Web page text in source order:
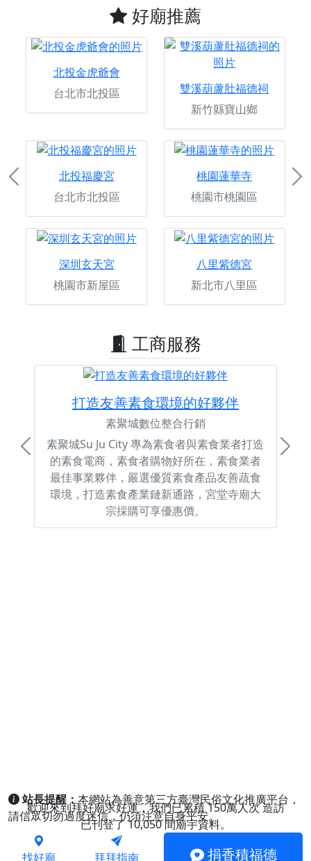
好廟推薦
北投金虎爺會
台北市北投區
雙溪葫蘆肚福德祠
新竹縣寶山鄉
北投福慶宮
台北市北投區
桃園蓮華寺
桃園市桃園區
深圳玄天宮
桃園市新屋區
八里紫德宮
新北市八里區
Previous
工商服務
打造友善素食環境的好夥伴
素聚城數位整合行銷
素聚城Su Ju City 專為素食者與素食業者打造
的素食電商，素食者購物好所在，素食業者
最佳事業夥伴，嚴選優質素食產品友善蔬食
環境，打造素食產業鏈新通路，宮堂寺廟大
宗採購可享優惠價。
Previous Next
站長提醒：本網站為善意第三方臺灣民俗文化推廣平台，
請信眾切勿過度迷信，仍須注意自身平安。
歡迎來到拜好廟求好運，我們已累積150萬人次造訪
已刊登了10,050間廟宇資料。
找好廟 拜拜指南 捐香積福德